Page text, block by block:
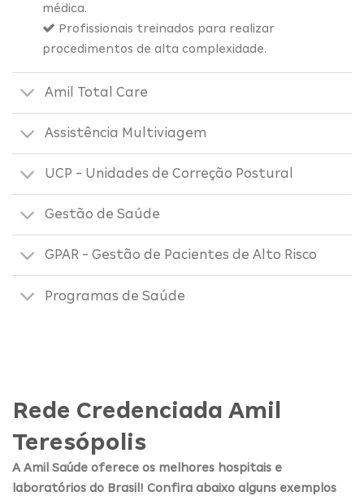
médica.
Profissionais treinados para realizar
procedimentos de alta complexidade.
Amil Total Care
Assistência Multiviagem
UCP - Unidades de Correção Postural
Gestão de Saúde
GPAR - Gestão de Pacientes de Alto Risco
Programas de Saúde
Rede Credenciada Amil
Teresópolis
A Amil Saúde oferece os melhores hospitais e
laboratórios do Brasil! Confira abaixo alguns exemplos